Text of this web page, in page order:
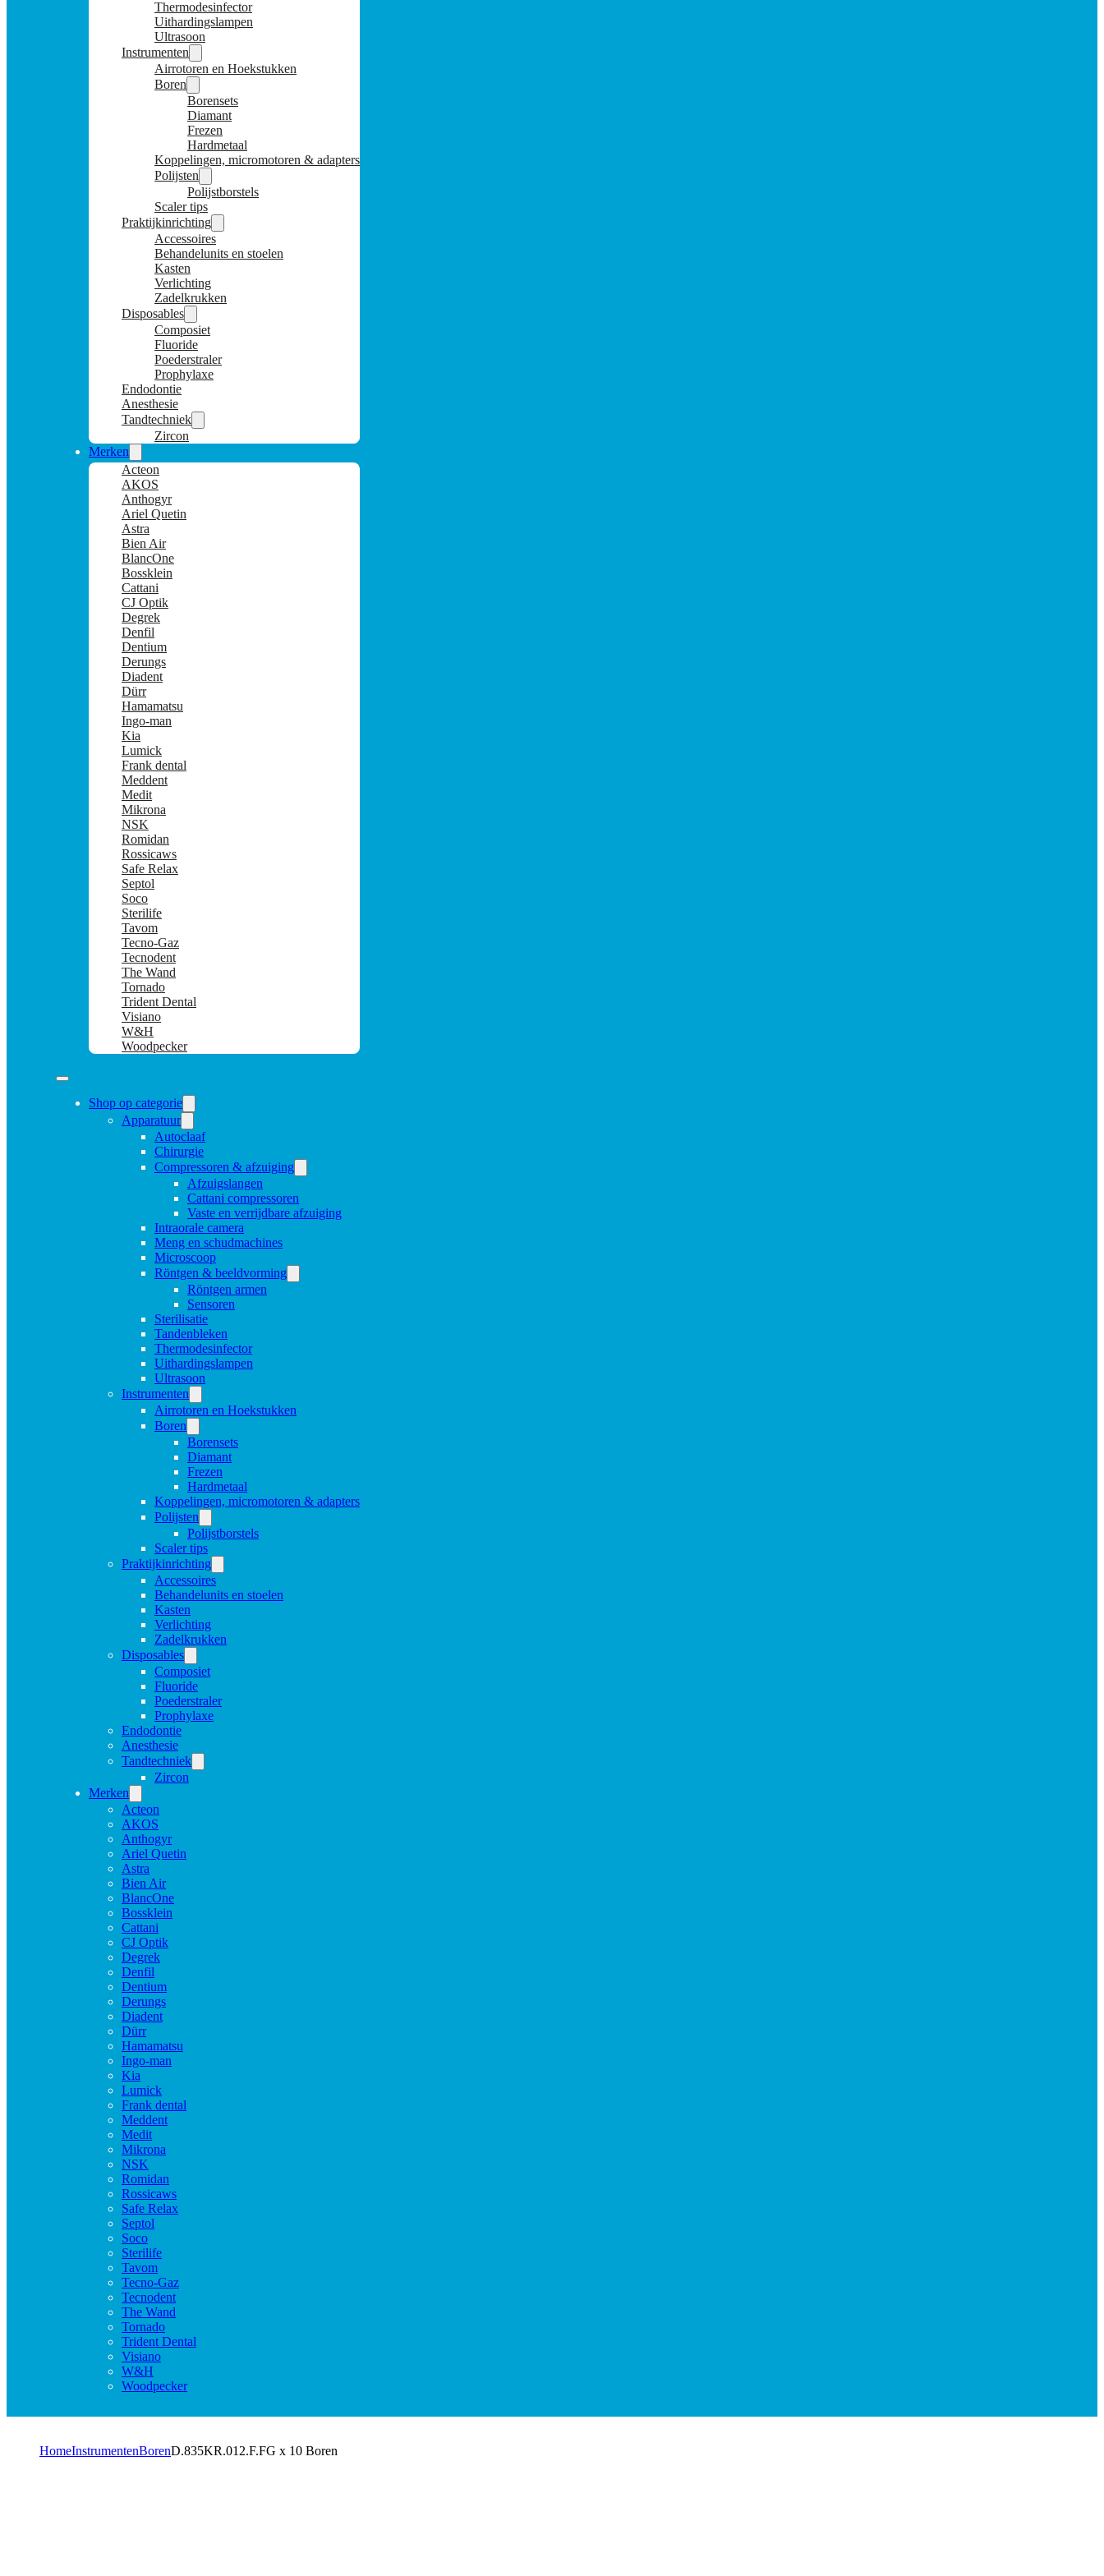
Thermodesinfector
Uithardingslampen
Ultrasoon
Instrumenten
Airrotoren en Hoekstukken
Boren
Borensets
Diamant
Frezen
Hardmetaal
Koppelingen, micromotoren & adapters
Polijsten
Polijstborstels
Scaler tips
Praktijkinrichting
Accessoires
Behandelunits en stoelen
Kasten
Verlichting
Zadelkrukken
Disposables
Composiet
Fluoride
Poederstraler
Prophylaxe
Endodontie
Anesthesie
Tandtechniek
Zircon
Merken
Acteon
AKOS
Anthogyr
Ariel Quetin
Astra
Bien Air
BlancOne
Bossklein
Cattani
CJ Optik
Degrek
Denfil
Dentium
Derungs
Diadent
Dürr
Hamamatsu
Ingo-man
Kia
Lumick
Frank dental
Meddent
Medit
Mikrona
NSK
Romidan
Rossicaws
Safe Relax
Septol
Soco
Sterilife
Tavom
Tecno-Gaz
Tecnodent
The Wand
Tornado
Trident Dental
Visiano
W&H
Woodpecker
Shop op categorie
Apparatuur
Autoclaaf
Chirurgie
Compressoren & afzuiging
Afzuigslangen
Cattani compressoren
Vaste en verrijdbare afzuiging
Intraorale camera
Meng en schudmachines
Microscoop
Röntgen & beeldvorming
Röntgen armen
Sensoren
Sterilisatie
Tandenbleken
Thermodesinfector
Uithardingslampen
Ultrasoon
Instrumenten
Airrotoren en Hoekstukken
Boren
Borensets
Diamant
Frezen
Hardmetaal
Koppelingen, micromotoren & adapters
Polijsten
Polijstborstels
Scaler tips
Praktijkinrichting
Accessoires
Behandelunits en stoelen
Kasten
Verlichting
Zadelkrukken
Disposables
Composiet
Fluoride
Poederstraler
Prophylaxe
Endodontie
Anesthesie
Tandtechniek
Zircon
Merken
Acteon
AKOS
Anthogyr
Ariel Quetin
Astra
Bien Air
BlancOne
Bossklein
Cattani
CJ Optik
Degrek
Denfil
Dentium
Derungs
Diadent
Dürr
Hamamatsu
Ingo-man
Kia
Lumick
Frank dental
Meddent
Medit
Mikrona
NSK
Romidan
Rossicaws
Safe Relax
Septol
Soco
Sterilife
Tavom
Tecno-Gaz
Tecnodent
The Wand
Tornado
Trident Dental
Visiano
W&H
Woodpecker
HomeInstrumentenBorenD.835KR.012.F.FG x 10 Boren